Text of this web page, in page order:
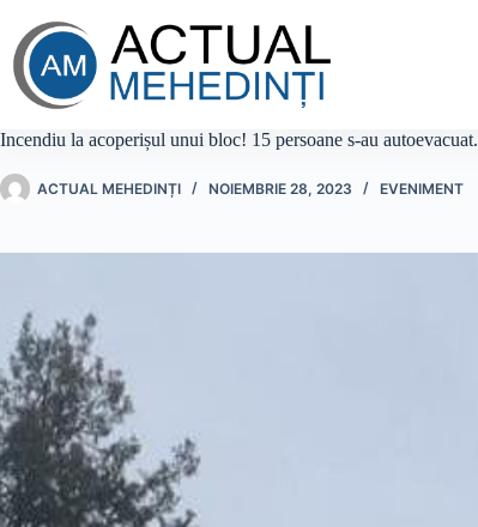
conținut
Incendiu la acoperișul unui bloc! 15 persoane s-au autoevacuat.
ACTUAL MEHEDINȚI NOIEMBRIE 28, 2023 EVENIMENT